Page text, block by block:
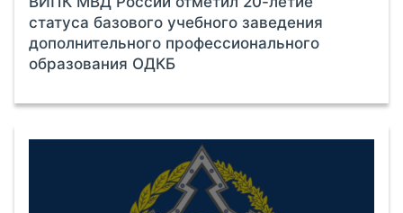
статуса базового учебного заведения
дополнительного профессионального
образования ОДКБ